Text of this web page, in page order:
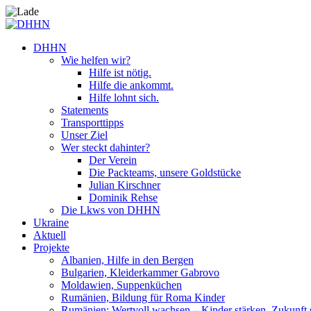
DHHN
Wie helfen wir?
Hilfe ist nötig.
Hilfe die ankommt.
Hilfe lohnt sich.
Statements
Transporttipps
Unser Ziel
Wer steckt dahinter?
Der Verein
Die Packteams, unsere Goldstücke
Julian Kirschner
Dominik Rehse
Die Lkws von DHHN
Ukraine
Aktuell
Projekte
Albanien, Hilfe in den Bergen
Bulgarien, Kleiderkammer Gabrovo
Moldawien, Suppenküchen
Rumänien, Bildung für Roma Kinder